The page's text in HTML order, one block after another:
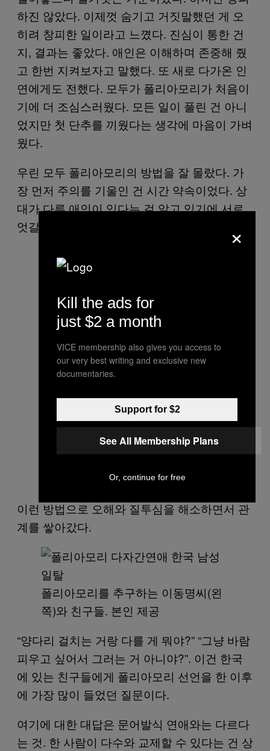
하진 않았다. 이제껏 숨기고 거짓말했던 게 오
히려 창피한 일이라고 느꼈다. 진심이 통한 건
지, 결과는 좋았다. 애인은 이해하며 존중해 줬
고 한번 지켜보자고 말했다. 또 새로 다가온 인
연에게도 전했다. 모두가 폴리아모리가 처음이
기에 더 조심스러웠다. 모든 일이 풀린 건 아니
었지만 첫 단추를 끼웠다는 생각에 마음이 가벼
웠다.
우린 모두 폴리아모리의 방법을 잘 몰랐다. 가
장 먼저 주의를 기울인 건 시간 약속이었다. 상
대가 다른 애인이 있다는 걸 알고 있기에 서로
엇갈리지 않게 만날 약속 시간을 미리 정했다.
이런 방법으로 오해와 질투심을 해소하면서 관
계를 쌓아갔다.
폴리아모리를 추구하는 이동명씨(왼
쪽)와 친구들. 본인 제공
“양다리 걸치는 거랑 다를 게 뭐야?” “그냥 바람
피우고 싶어서 그러는 거 아니야?”. 이건 한국
에 있는 친구들에게 폴리아모리 선언을 한 이후
에 가장 많이 들었던 질문이다.
여기에 대한 대답은 문어발식 연애와는 다르다
는 것. 한 사람이 다수와 교제할 수 있다는 건 상
×
Kill the ads for
just $2 a month
VICE membership also gives you access to
our very best writing and exclusive new
documentaries.
Support for $2
See All Membership Plans
Or, continue for free